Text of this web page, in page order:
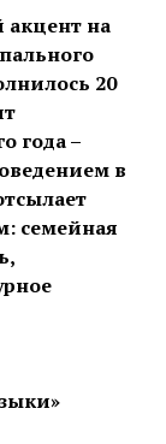
акцент на
20
года –
в
семейная